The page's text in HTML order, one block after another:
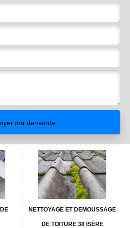
NETTOYAGE ET DEMOUSSAGE
DE TOITURE 38 ISÈRE